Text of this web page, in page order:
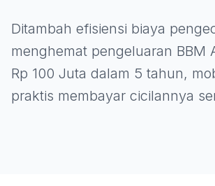
Ditambah efisiensi biaya
menghemat pengeluaran BBM
Rp 100 Juta dalam 5 tahun,
praktis membayar cicilannya